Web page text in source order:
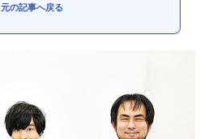
元の記事へ戻る